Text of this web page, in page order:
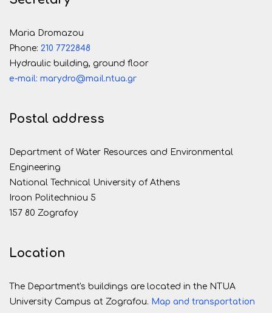
Maria Dromazou
Phone: 210 7722848
Hydraulic building, ground floor
e-mail: marydro@mail.ntua.gr
Postal address
Department of Water Resources and Environmental
Engineering
National Technical University of Athens
Iroon Politechniou 5
157 80 Zografoy
Location
The Department's buildings are located in the NTUA
University Campus at Zografou. Map and transportation